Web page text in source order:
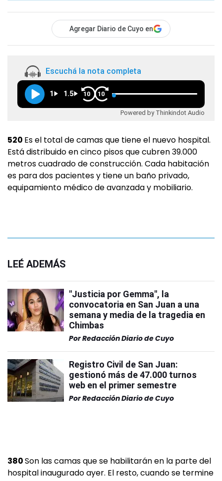
Agregar Diario de Cuyo en
Escuchá la nota completa
1 1.5 10 10
Powered by Thinkindot Audio
520 Es el total de camas que tiene el nuevo hospital.
Está distribuido en cinco pisos que cubren 39.000
metros cuadrado de construcción. Cada habitación
es para dos pacientes y tiene un baño privado,
equipamiento médico de avanzada y mobiliario.
LEÉ ADEMÁS
"Justicia por Gemma", la
convocatoria en San Juan a una
semana y media de la tragedia en
Chimbas
PorRedacción Diario de Cuyo
Registro Civil de San Juan:
gestionó más de 47.000 turnos
web en el primer semestre
PorRedacción Diario de Cuyo
380Son las camas que se habilitarán en la parte del
hospital inaugurado ayer. El resto, cuando se termine